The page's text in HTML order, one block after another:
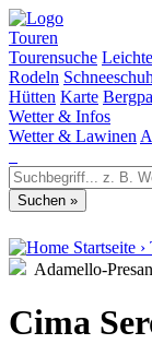
Touren
Tourensuche
Rodeln
Hütten Karte
Wetter & Infos
Wetter & Lawinen
Startseite ›
Adamello-
Cima